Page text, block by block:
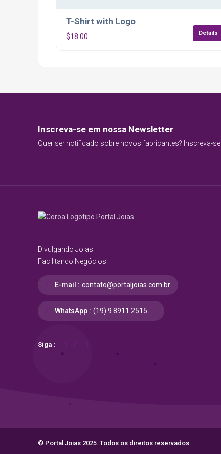
T-Shirt with Logo
$18.00 Details
Inscreva-se em nossa Newsletter
Quer ser notificado sobre novos fabricantes? Inscreva-se.
Divulgando Joias.
Facilitando Negócios!
E-mail : contato@portaljoias.com.br
WhatsApp : (19) 9 8911.2515
Siga :
© Portal Joias 2025. Todos os direitos reservados.